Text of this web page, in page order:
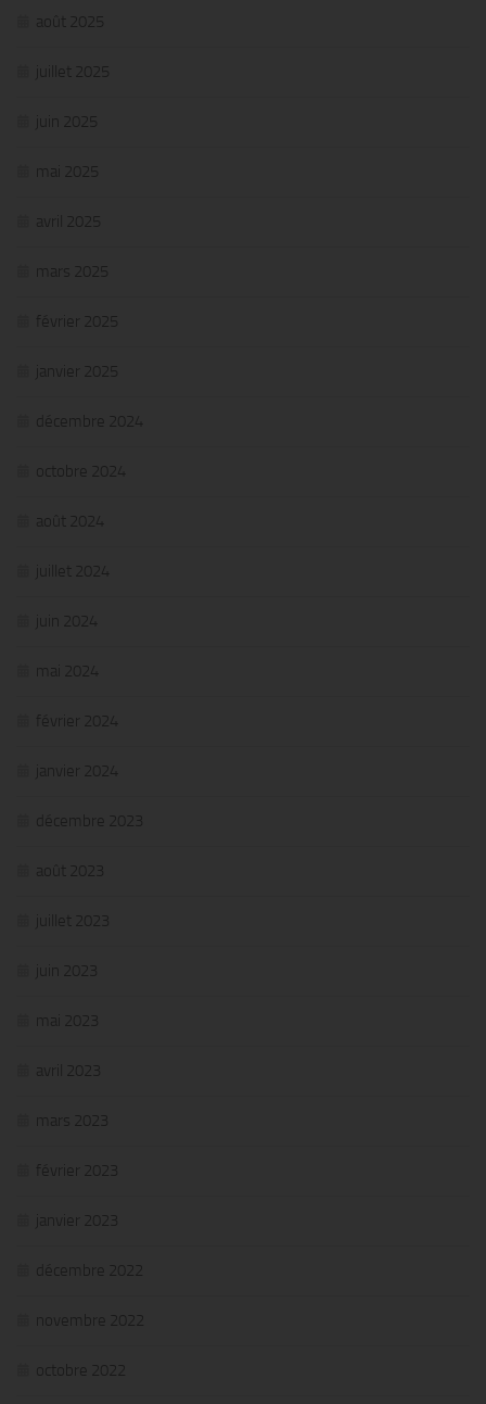
août 2025
juillet 2025
juin 2025
mai 2025
avril 2025
mars 2025
février 2025
janvier 2025
décembre 2024
octobre 2024
août 2024
juillet 2024
juin 2024
mai 2024
février 2024
janvier 2024
décembre 2023
août 2023
juillet 2023
juin 2023
mai 2023
avril 2023
mars 2023
février 2023
janvier 2023
décembre 2022
novembre 2022
octobre 2022